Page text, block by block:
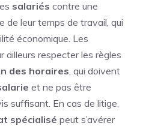
salariés contre une
leur temps de travail, qui
économique. Les
ailleurs respecter les règles
des horaires , qui doivent
et ne pas être
suffisant. En cas de litige,
spécialisé peut s’avérer